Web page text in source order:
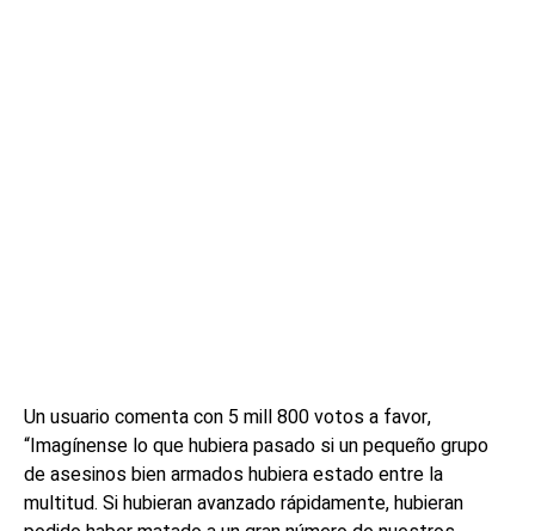
Un usuario comenta con 5 mill 800 votos a favor,
“Imagínense lo que hubiera pasado si un pequeño grupo
de asesinos bien armados hubiera estado entre la
multitud. Si hubieran avanzado rápidamente, hubieran